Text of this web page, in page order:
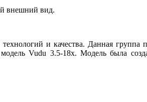
внешний вид.
и качества. Данная группа
Vudu 3.5-18x. Модель была